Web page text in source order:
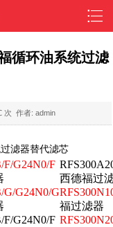
循环油系统过滤
次 作者: admin
滤器替代滤芯
F/G24N0/F
西德福过
G/G24N0/G
福过滤器
F/G24N0/F